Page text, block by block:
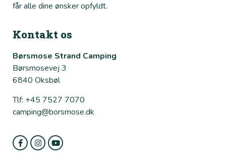
får alle dine ønsker opfyldt.
Kontakt os
Børsmose Strand Camping
Børsmosevej 3
6840 Oksbøl
Tlf: +45 7527 7070
camping@borsmose.dk